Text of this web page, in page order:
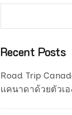
Recent Posts
Road Trip
แคนาดาด้วยตัวเ